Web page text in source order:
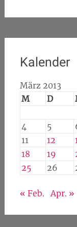
Kalender
März 2013
M
D
4
5
11
12
18
19
25
26
« Feb. Apr. »